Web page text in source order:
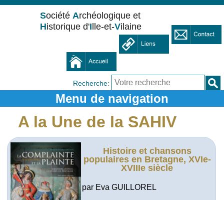
Société Archéologique et
Historique d'I lle-et-Vilaine
Recherche:
A la Une de la SAHIV
Histoire et chansons
populaires en Bretagne, XVIe-
XVIIIe siècle
par Eva GUILLOREL